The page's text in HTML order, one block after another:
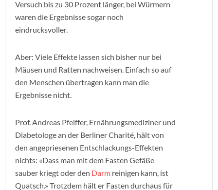
Versuch bis zu 30 Prozent länger, bei Würmern
waren die Ergebnisse sogar noch
eindrucksvoller.
Aber: Viele Effekte lassen sich bisher nur bei
Mäusen und Ratten nachweisen. Einfach so auf
den Menschen übertragen kann man die
Ergebnisse nicht.
Prof. Andreas Pfeiffer, Ernährungsmediziner und
Diabetologe an der Berliner Charité, hält von
den angepriesenen Entschlackungs-Effekten
nichts: «Dass man mit dem Fasten Gefäße
sauber kriegt oder den Darm reinigen kann, ist
Quatsch.» Trotzdem hält er Fasten durchaus für